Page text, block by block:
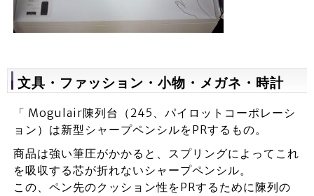
文具・ファッション・小物・メガネ・時計
「 Mogulair陳列台（245、パイロットコーポレーシ
ョン）は新型シャープペンシルをPRするもの。
商品は強い筆圧がかかると、スプリングによってこれ
を吸収する芯が折れないシャープペンシル。
この、ペン先のクッション性をPRするために陳列の